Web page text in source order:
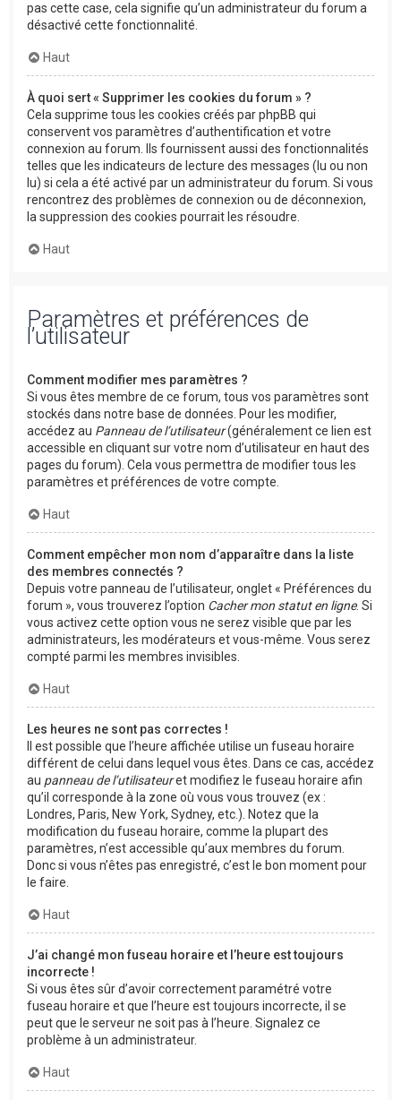
pas cette case, cela signifie qu’un administrateur du forum a
désactivé cette fonctionnalité.
Haut
À quoi sert « Supprimer les cookies du forum » ?
Cela supprime tous les cookies créés par phpBB qui
conservent vos paramètres d’authentification et votre
connexion au forum. Ils fournissent aussi des fonctionnalités
telles que les indicateurs de lecture des messages (lu ou non
lu) si cela a été activé par un administrateur du forum. Si vous
rencontrez des problèmes de connexion ou de déconnexion,
la suppression des cookies pourrait les résoudre.
Haut
Paramètres et préférences de
l’utilisateur
Comment modifier mes paramètres ?
Si vous êtes membre de ce forum, tous vos paramètres sont
stockés dans notre base de données. Pour les modifier,
accédez au Panneau de l’utilisateur(généralement ce lien est
accessible en cliquant sur votre nom d’utilisateur en haut des
pages du forum). Cela vous permettra de modifier tous les
paramètres et préférences de votre compte.
Haut
Comment empêcher mon nom d’apparaître dans la liste
des membres connectés ?
Depuis votre panneau de l’utilisateur, onglet « Préférences du
forum », vous trouverez l’option Cacher mon statut en ligne. Si
vous activez cette option vous ne serez visible que par les
administrateurs, les modérateurs et vous-même. Vous serez
compté parmi les membres invisibles.
Haut
Les heures ne sont pas correctes !
Il est possible que l’heure affichée utilise un fuseau horaire
différent de celui dans lequel vous êtes. Dans ce cas, accédez
au panneau de l’utilisateuret modifiez le fuseau horaire afin
qu’il corresponde à la zone où vous vous trouvez (ex :
Londres, Paris, New York, Sydney, etc.). Notez que la
modification du fuseau horaire, comme la plupart des
paramètres, n’est accessible qu’aux membres du forum.
Donc si vous n’êtes pas enregistré, c’est le bon moment pour
le faire.
Haut
J’ai changé mon fuseau horaire et l’heure est toujours
incorrecte !
Si vous êtes sûr d’avoir correctement paramétré votre
fuseau horaire et que l’heure est toujours incorrecte, il se
peut que le serveur ne soit pas à l’heure. Signalez ce
problème à un administrateur.
Haut